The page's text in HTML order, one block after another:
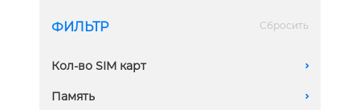
Генераторы и Зарядные
станции
Гаджеты
ФИЛЬТР Сбросить
Кол-во SIM карт A
1 Sim + eSim
Память A